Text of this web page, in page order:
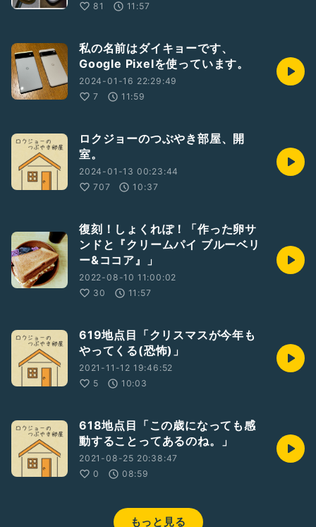
81
11:57
私の名前はダイキョーです、
Google Pixelを使っています。
2024-01-16 22:29:49
7
11:59
ロクジョーのつぶやき部屋、開
室。
2024-01-13 00:23:44
707
10:37
復刻！しょくれぽ！「作った卵サ
ンドと『クリームパイ ブルーベリ
ー&ココア』」
2022-08-10 11:00:02
30
11:57
619地点目「クリスマスが今年も
やってくる(恐怖)」
2021-11-12 19:46:52
5
10:03
618地点目「この歳になっても感
動することってあるのね。」
2021-08-25 20:38:47
0
08:59
もっと見る